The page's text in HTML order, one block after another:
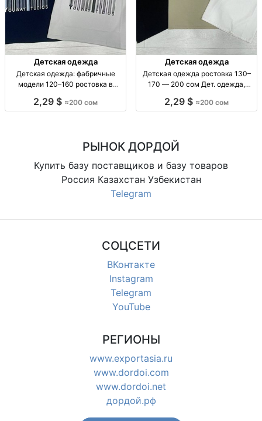
Детская одежда
Детская одежда: фабричные
модели 120–160 ростовка в
одежда, фабричное
2,29 $ ≈200 сом
Детская одежда
Детская одежда ростовка 130–
170 — 200 сом Дет. одежда,
ряд, повседн. носка; цена 200
2,29 $ ≈200 сом
РЫНОК ДОРДОЙ
Купить базу поставщиков и базу товаров
Россия Казахстан Узбекистан
Telegram
СОЦСЕТИ
ВКонтакте
Instagram
Telegram
YouTube
РЕГИОНЫ
www.exportasia.ru
www.dordoi.com
www.dordoi.net
дордой.рф